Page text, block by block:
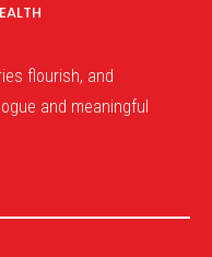
flourish, and
and meaningful